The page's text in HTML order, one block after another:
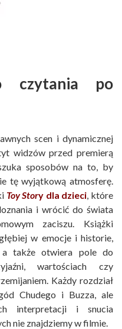
czytania po
scen i dynamicznej
widzów przed premierą
sposobów na to, by
tę wyjątkową atmosferę.
Toy Story dla dzieci, które
i wrócić do świata
zaciszu. Książki
w emocje i historie,
a także otwiera pole do
wartościach czy
Każdy rozdział
Chudego i Buzza, ale
interpretacji i snucia
nie znajdziemy w filmie.